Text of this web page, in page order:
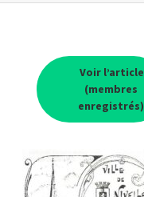
Voir l’article
(membres
enregistrés)